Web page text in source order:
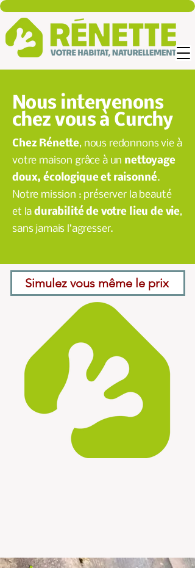
Nous intervenons
chez vous à Curchy
Chez Rénette, nous redonnons vie à
votre maison grâce à un nettoyage
doux, écologique et raisonné.
Notre mission : préserver la beauté
et ladurabilité de votre lieu de vie,
sans jamais l’agresser.
Simulez vous même le prix